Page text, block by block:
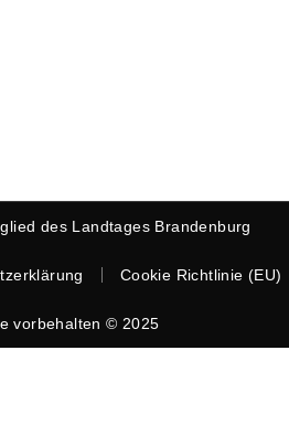
des Landtages Brandenburg
Cookie Richtlinie (EU)
vorbehalten © 2025